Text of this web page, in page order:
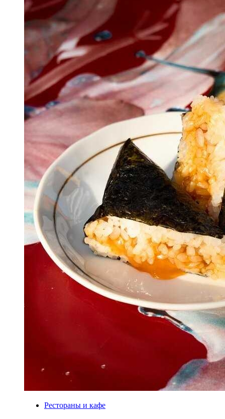
Рестораны и кафе